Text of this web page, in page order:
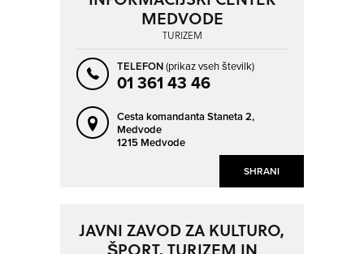
SHRANI
MEDVODE
TURIZEM
TELEFON(prikaz vseh številk)
01 361 43 46
Cesta komandanta Staneta 2,
Medvode
1215 Medvode
JAVNI ZAVOD ZA KULTURO,
ŠPORT, TURIZEM IN